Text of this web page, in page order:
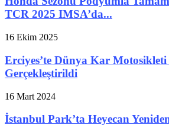
TCR 2025 IMSA’da...
16 Ekim 2025
Erciyes’te Dünya Kar Motosikleti
Gerçekleştirildi
16 Mart 2024
İstanbul Park’ta Heyecan